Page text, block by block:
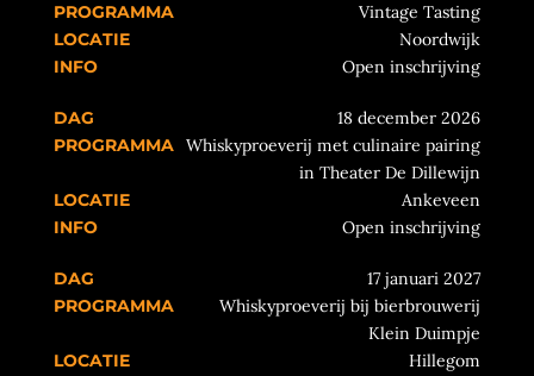
Vintage Tasting
Noordwijk
Open inschrijving
18 december 2026
Whiskyproeverij met culinaire pairing
in Theater De Dillewijn
Ankeveen
Open inschrijving
17 januari 2027
Whiskyproeverij bij bierbrouwerij
Klein Duimpje
Hillegom